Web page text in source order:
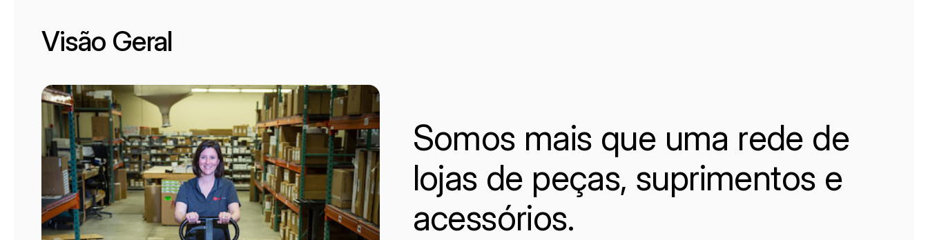
Visão Geral
Somos mais que uma rede de
lojas de peças, suprimentos e
acessórios.